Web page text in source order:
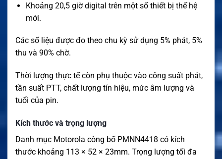
Khoảng 20,5 giờ digital trên một số thiết bị thế hệ
mới.
Các số liệu được đo theo chu kỳ sử dụng 5% phát, 5%
thu và 90% chờ.
Thời lượng thực tế còn phụ thuộc vào công suất phát,
tần suất PTT, chất lượng tín hiệu, mức âm lượng và
tuổi của pin.
Kích thước và trọng lượng
Danh mục Motorola công bố PMNN4418 có kích
thước khoảng 113 × 52 × 23mm. Trọng lượng tối đa